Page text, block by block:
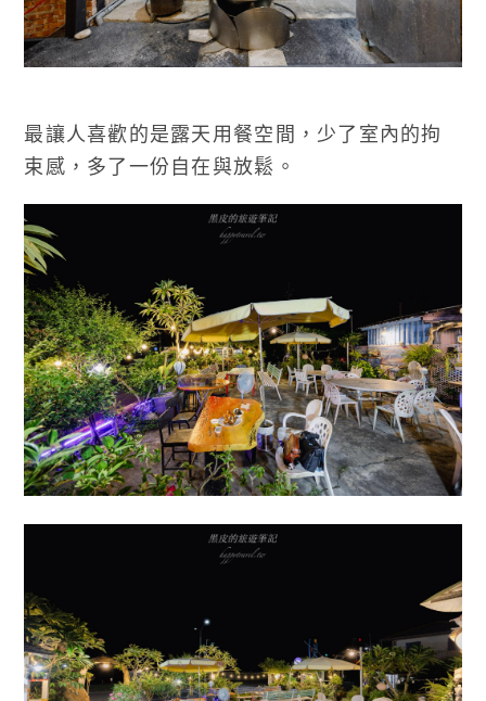
最讓人喜歡的是露天用餐空間，少了室內的拘
束感，多了一份自在與放鬆。